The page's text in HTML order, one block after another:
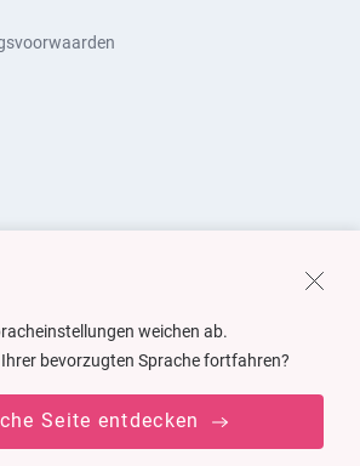
weichen ab.
bevorzugten Sprache fortfahren?
Seite entdecken